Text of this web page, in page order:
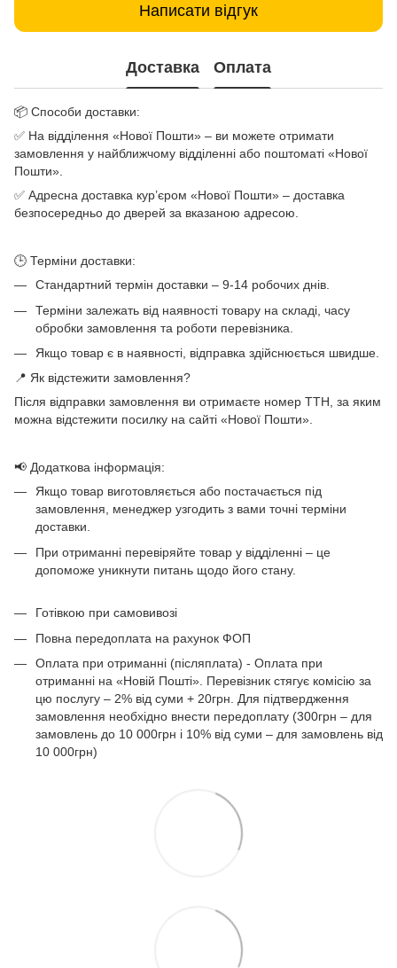
Написати відгук
Доставка Оплата
📦 Способи доставки:
✅ На відділення «Нової Пошти» – ви можете отримати
замовлення у найближчому відділенні або поштоматі «Нової
Пошти».
✅ Адресна доставка кур’єром «Нової Пошти» – доставка
безпосередньо до дверей за вказаною адресою.
🕒 Терміни доставки:
Стандартний термін доставки – 9-14 робочих днів.
Терміни залежать від наявності товару на складі, часу
обробки замовлення та роботи перевізника.
Якщо товар є в наявності, відправка здійснюється швидше.
📍 Як відстежити замовлення?
Після відправки замовлення ви отримаєте номер ТТН, за яким
можна відстежити посилку на сайті «Нової Пошти».
📢 Додаткова інформація:
Якщо товар виготовляється або постачається під
замовлення, менеджер узгодить з вами точні терміни
доставки.
При отриманні перевіряйте товар у відділенні – це
допоможе уникнути питань щодо його стану.
Готівкою при самовивозі
Повна передоплата на рахунок ФОП
Оплата при отриманні (післяплата) - Оплата при
отриманні на «Новій Пошті». Перевізник стягує комісію за
цю послугу – 2% від суми + 20грн. Для підтвердження
замовлення необхідно внести передоплату (300грн – для
замовлень до 10 000грн і 10% від суми – для замовлень від
10 000грн)